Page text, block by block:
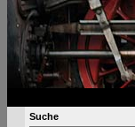
Suche